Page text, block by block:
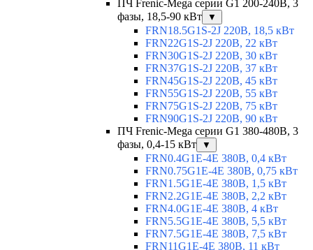
ПЧ Frenic-Mega серии G1 200-240В, 3
фазы, 18,5-90 кВт
▼
FRN18.5G1S-2J 220В, 18,5 кВт
FRN22G1S-2J 220В, 22 кВт
FRN30G1S-2J 220В, 30 кВт
FRN37G1S-2J 220В, 37 кВт
FRN45G1S-2J 220В, 45 кВт
FRN55G1S-2J 220В, 55 кВт
FRN75G1S-2J 220В, 75 кВт
FRN90G1S-2J 220В, 90 кВт
ПЧ Frenic-Mega серии G1 380-480В, 3
фазы, 0,4-15 кВт
▼
FRN0.4G1E-4E 380В, 0,4 кВт
FRN0.75G1E-4E 380В, 0,75 кВт
FRN1.5G1E-4E 380В, 1,5 кВт
FRN2.2G1E-4E 380В, 2,2 кВт
FRN4.0G1E-4E 380В, 4 кВт
FRN5.5G1E-4E 380В, 5,5 кВт
FRN7.5G1E-4E 380В, 7,5 кВт
FRN11G1E-4E 380В, 11 кВт